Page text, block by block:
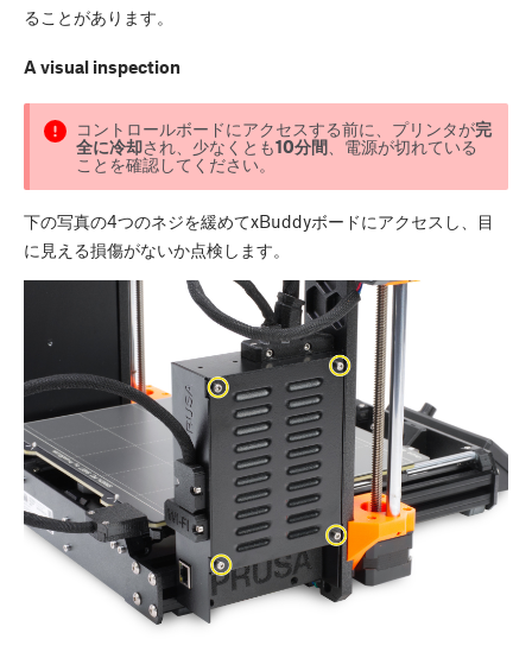
ることがあります。
A visual inspection
コントロールボードにアクセスする前に、プリンタが完
全に冷却され、少なくとも10分間、電源が切れている
ことを確認してください。
下の写真の4つのネジを緩めてxBuddyボードにアクセスし、目
に見える損傷がないか点検します。